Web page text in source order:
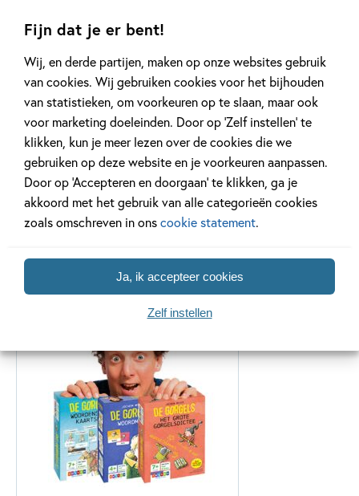
Fijn dat je er bent!
Wij, en derde partijen, maken op onze websites gebruik
van cookies. Wij gebruiken cookies voor het bijhouden
van statistieken, om voorkeuren op te slaan, maar ook
voor marketing doeleinden. Door op ‘Zelf instellen’ te
klikken, kun je meer lezen over de cookies die we
gebruiken op deze website en je voorkeuren aanpassen.
Door op ‘Accepteren en doorgaan’ te klikken, ga je
akkoord met het gebruik van alle categorieën cookies
zoals omschreven in onscookie statement.
Ja, ik accepteer cookies
Zelf instellen
Leiden. Na zijn
Groningen Biologie
studeren, ondanks dat...
Lees meer
Gerelateerde series